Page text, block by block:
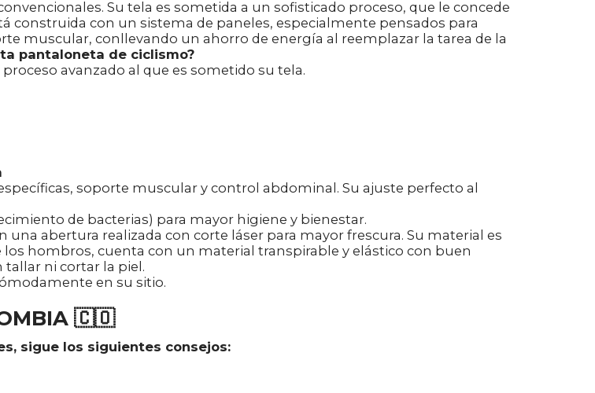
Su tela es sometida a un sofisticado proceso, que le concede
construida con un sistema de paneles, especialmente pensados para
muscular, conllevando un ahorro de energía al reemplazar la tarea de la
pantaloneta de ciclismo?
avanzado al que es sometido su tela.
soporte muscular y control abdominal. Su ajuste perfecto al
de bacterias) para mayor higiene y bienestar.
abertura realizada con corte láser para mayor frescura. Su material es
hombros, cuenta con un material transpirable y elástico con buen
ni cortar la piel.
en su sitio.
🇨🇴
sigue los siguientes consejos: